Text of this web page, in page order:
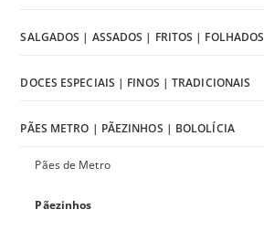
SALGADOS | ASSADOS | FRITOS | FOLHADOS
DOCES ESPECIAIS | FINOS | TRADICIONAIS
PÃES METRO | PÃEZINHOS | BOLOLÍCIA
Pães de Metro
Pãezinhos